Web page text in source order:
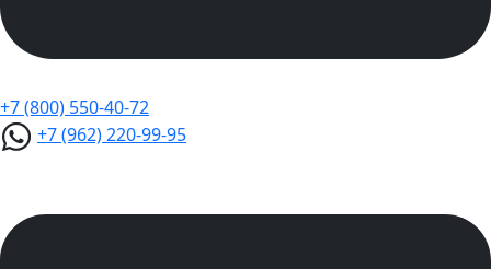
+7 (800) 550-40-72
+7 (962) 220-99-95